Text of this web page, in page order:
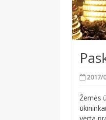
2017/
Žemės